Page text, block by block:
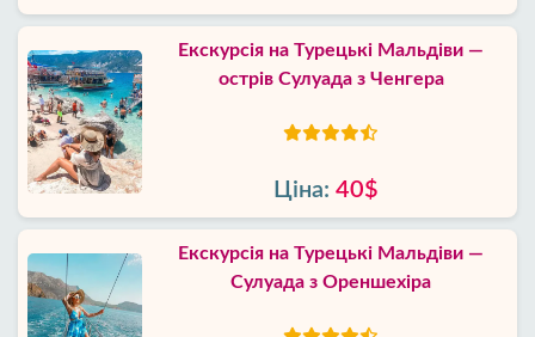
Екскурсія на Турецькі Мальдіви —
острів Сулуада з Ченгера
Ціна: 40$
Екскурсія на Турецькі Мальдіви —
Сулуада з Ореншехіра